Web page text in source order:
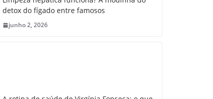
detox do fígado entre famosos
junho 2, 2026